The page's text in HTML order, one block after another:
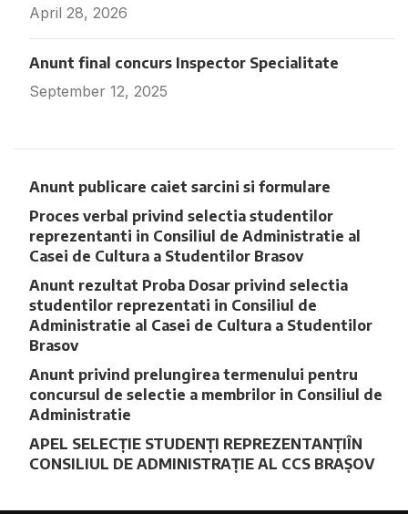
April 28, 2026
Anunt final concurs Inspector Specialitate
September 12, 2025
Anunt publicare caiet sarcini si formulare
Proces verbal privind selectia studentilor
reprezentanti in Consiliul de Administratie al
Casei de Cultura a Studentilor Brasov
Anunt rezultat Proba Dosar privind selectia
studentilor reprezentati in Consiliul de
Administratie al Casei de Cultura a Studentilor
Brasov
Anunt privind prelungirea termenului pentru
concursul de selectie a membrilor in Consiliul de
Administratie
APEL SELECȚIE STUDENȚI REPREZENTANȚIÎN
CONSILIUL DE ADMINISTRAȚIE AL CCS BRAȘOV